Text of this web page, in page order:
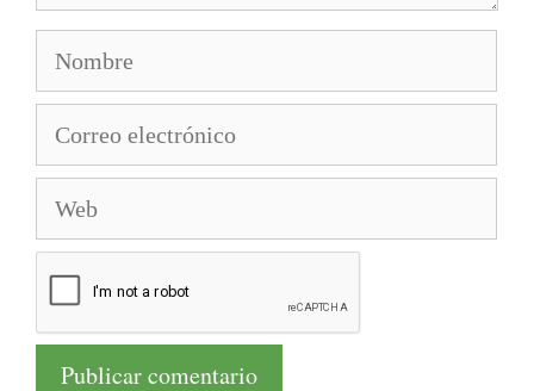
electrónico